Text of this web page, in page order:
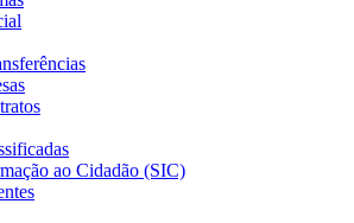
ao Cidadão (SIC)